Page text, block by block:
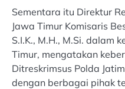
Sementara itu Direktur
Jawa Timur Komisaris
S.I.K., M.H., M.Si. dalam
Timur, mengatakan
Ditreskrimsus Polda
dengan berbagai pihak